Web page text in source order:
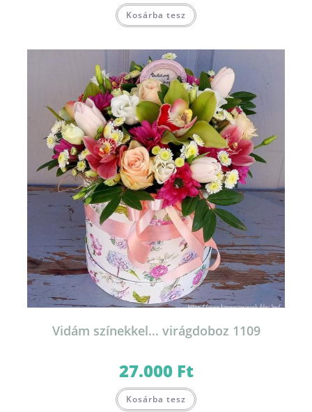
Kosárba tesz
Vidám színekkel… virágdoboz 1109
27.000 Ft
Kosárba tesz